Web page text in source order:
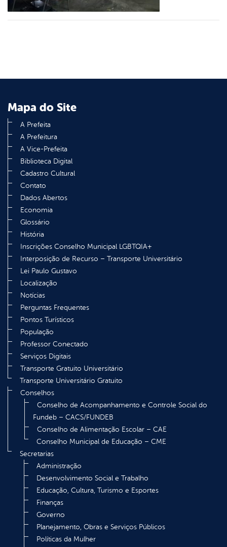
Mapa do Site
A Prefeita
A Prefeitura
A Vice-Prefeita
Biblioteca Digital
Cadastro Cultural
Contato
Dados Abertos
Economia
Glossário
História
Inscrições Conselho Municipal LGBTQIA+
Interposição de Recurso – Transporte Universitário
Lei Paulo Gustavo
Localização
Notícias
Perguntas Frequentes
Pontos Turísticos
População
Professor Conectado
Serviços Digitais
Transporte Gratuito Universitário
Transporte Universitário Gratuito
Conselhos
Conselho de Acompanhamento e Controle Social do
Fundeb – CACS/FUNDEB
Conselho de Alimentação Escolar – CAE
Conselho Municipal de Educação – CME
Secretarias
Administração
Desenvolvimento Social e Trabalho
Educação, Cultura, Turismo e Esportes
Finanças
Governo
Planejamento, Obras e Serviços Públicos
Políticas da Mulher